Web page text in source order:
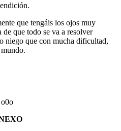
que tengáis los ojos muy
de que todo se va a resolver
niego que con mucha dificultad,
o0o